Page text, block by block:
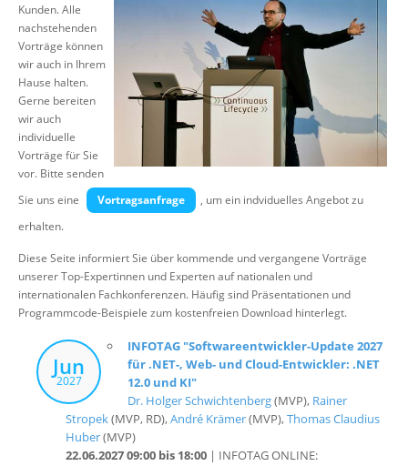
Kunden. Alle
nachstehenden
Vorträge können
wir auch in Ihrem
Hause halten.
Gerne bereiten
wir auch
individuelle
Vorträge für Sie vor. Bitte senden Sie uns eine
Vortragsanfrage
,
um ein indviduelles Angebot zu erhalten.
Diese Seite informiert Sie über kommende und vergangene Vorträge
internationalen Fachkonferenzen. Häufig sind Präsentationen und
Programmcode-Beispiele zum kostenfreien Download hinterlegt.
2027
INFOTAG "Softwareentwickler-Update 2027
12.0 und KI"
Dr. Holger Schwichtenberg(MVP),Rainer
Stropek
(MVP, RD),André Krämer
Huber
(MVP)
22.06.2027 09:00 bis 18:00 | INFOTAG ONLINE:
Softwareentwickler Update 2027 für .NET-, Web- und Cloud-
Entwickler | Online-Event mit ZOOM